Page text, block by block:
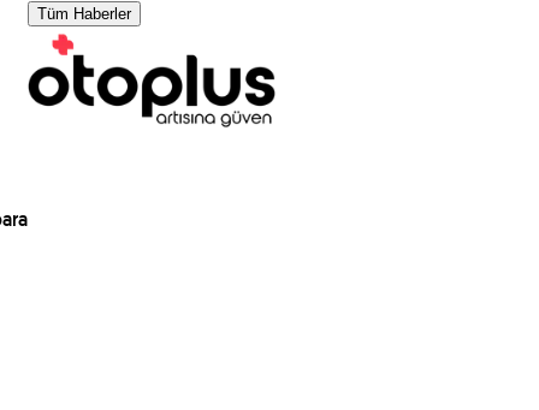
Tüm Haberler